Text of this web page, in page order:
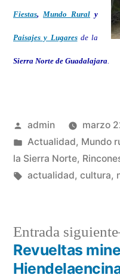
Fiestas, Mundo Rural y
Paisajes y Lugares de la
Sierra Norte de Guadalajara.
Publicado
por
admin
marzo
Publicado
en
Actualidad, Mundo
la Sierra Norte,
Etiquetas:
actualidad, cultura,
Entrada siguiente
Revueltas